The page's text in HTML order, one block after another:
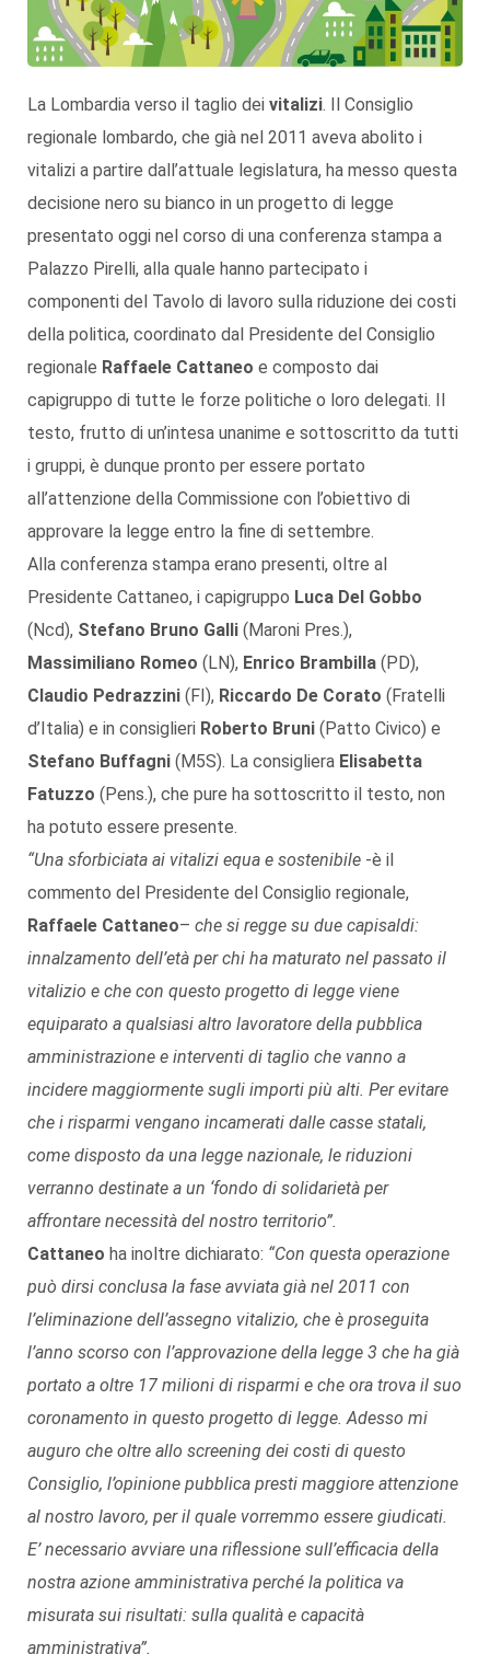
La Lombardia verso il taglio dei vitalizi. Il Consiglio
regionale lombardo, che già nel 2011 aveva abolito i
vitalizi a partire dall’attuale legislatura, ha messo questa
decisione nero su bianco in un progetto di legge
presentato oggi nel corso di una conferenza stampa a
Palazzo Pirelli, alla quale hanno partecipato i
componenti del Tavolo di lavoro sulla riduzione dei costi
della politica, coordinato dal Presidente del Consiglio
regionale Raffaele Cattaneo e composto dai
capigruppo di tutte le forze politiche o loro delegati. Il
testo, frutto di un’intesa unanime e sottoscritto da tutti
i gruppi, è dunque pronto per essere portato
all’attenzione della Commissione con l’obiettivo di
approvare la legge entro la fine di settembre.
Alla conferenza stampa erano presenti, oltre al
Presidente Cattaneo, i capigruppo Luca Del Gobbo
(Ncd), Stefano Bruno Galli (Maroni Pres.),
Massimiliano Romeo (LN), Enrico Brambilla (PD),
Claudio Pedrazzini (FI), Riccardo De Corato (Fratelli
d’Italia) e in consiglieri Roberto Bruni (Patto Civico) e
Stefano Buffagni (M5S). La consigliera Elisabetta
Fatuzzo (Pens.), che pure ha sottoscritto il testo, non
ha potuto essere presente.
“Una sforbiciata ai vitalizi equa e sostenibile -è il
commento del Presidente del Consiglio regionale,
Raffaele Cattaneo– che si regge su due capisaldi:
innalzamento dell’età per chi ha maturato nel passato il
vitalizio e che con questo progetto di legge viene
equiparato a qualsiasi altro lavoratore della pubblica
amministrazione e interventi di taglio che vanno a
incidere maggiormente sugli importi più alti. Per evitare
che i risparmi vengano incamerati dalle casse statali,
come disposto da una legge nazionale, le riduzioni
verranno destinate a un ‘fondo di solidarietà per
affrontare necessità del nostro territorio”.
Cattaneo ha inoltre dichiarato: “Con questa operazione
può dirsi conclusa la fase avviata già nel 2011 con
l’eliminazione dell’assegno vitalizio, che è proseguita
l’anno scorso con l’approvazione della legge 3 che ha già
portato a oltre 17 milioni di risparmi e che ora trova il suo
coronamento in questo progetto di legge. Adesso mi
auguro che oltre allo screening dei costi di questo
Consiglio, l’opinione pubblica presti maggiore attenzione
al nostro lavoro, per il quale vorremmo essere giudicati.
E’ necessario avviare una riflessione sull’efficacia della
nostra azione amministrativa perché la politica va
misurata sui risultati: sulla qualità e capacità
amministrativa”.